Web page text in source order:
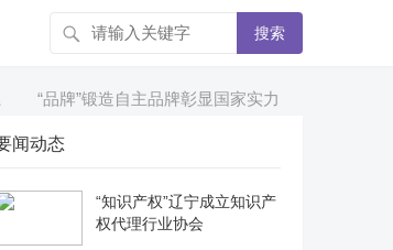
搜索
牌”锻造自主品牌彰显国家实力 “凤城市”丹东：
闻动态
“知识产权”辽宁成立知识产
权代理行业协会